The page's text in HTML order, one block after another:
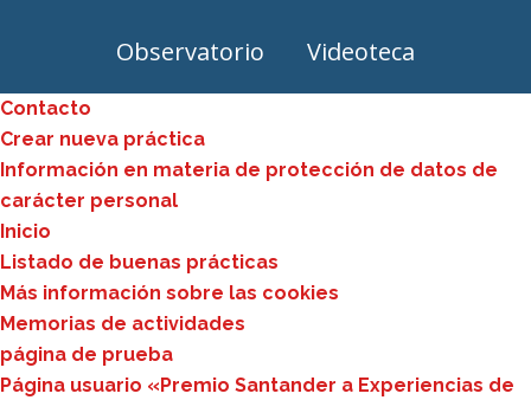
Observatorio Videoteca
Contacto
Crear nueva práctica
Información en materia de protección de datos de
carácter personal
Inicio
Listado de buenas prácticas
Más información sobre las cookies
Memorias de actividades
página de prueba
Página usuario «Premio Santander a Experiencias de